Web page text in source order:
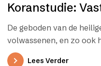
Koranstudie:
De geboden van de
volwassenen, en zo ook
Minderjarigen mogen…
Lees Verder